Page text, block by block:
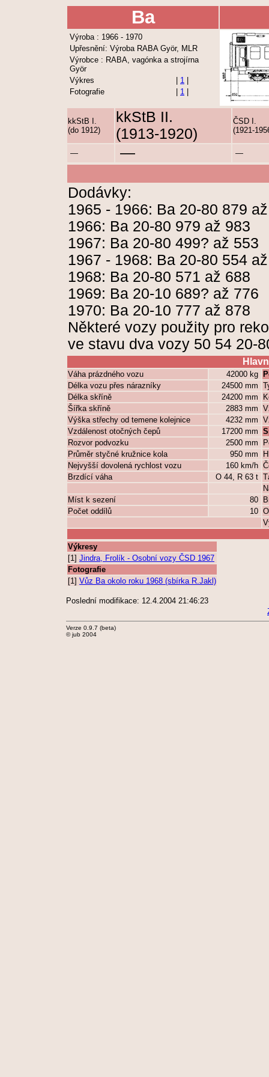
Ba
Výroba : 1966 - 1970
Upřesnění: Výroba RABA Györ, MLR
Výrobce : RABA, vagónka a strojírna
Györ
Výkres
1
Fotografie
1
kkStB I.
(do 1912)
kkStB II.
(1913-1920)
ČSD I.
(1921-
— — —
Dodávky:
1965 - 1966: Ba 20-80 879
1966: Ba 20-80 979 až 983
1967: Ba 20-80 499? až 553
1967 - 1968: Ba 20-80 554
1968: Ba 20-80 571 až 688
1969: Ba 20-10 689? až 776
1970: Ba 20-10 777 až 878
Některé vozy použity pro
ve stavu dva vozy 50 54 20-
Váha prázdného vozu 42000 kg
Délka vozu přes nárazníky
24500 mm
Délka skříně
24200 mm
Šířka skříně
2883 mm
Výška střechy od temene kolejnice
4232 mm
Vzdálenost otočných čepů
17200 mm
Rozvor podvozku
2500 mm
Průměr styčné kružnice kola
950 mm
Nejvyšší dovolená rychlost vozu
160 km/h
Brzdící váha
O 44, R 63 t
Míst k sezení
80
Počet oddílů
10
Výkresy
[1] Jindra, Frolík - Osobní vozy ČSD 1967
Fotografie
[1] Vůz Ba okolo roku 1968 (sbírka R.Jakl)
Poslední modifikace: 12.4.2004 21:46:23
Verze 0.9.7 (beta)
© jub 2004